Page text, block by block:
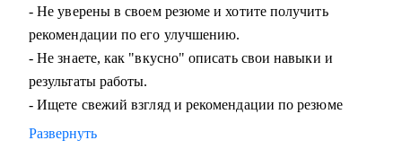
командой, выстраивать эффективные процессы,
мотивировать, как работать с заказчиками и
руководителями.
• Опытным руководителям, кто испытывает сложности в
работе с командой или не понимает как дальше расти.
- Не уверены в своем резюме и хотите получить
рекомендации по его улучшению.
- Не знаете, как "вкусно" описать свои навыки и
результаты работы.
- Ищете свежий взгляд и рекомендации по резюме
Развернуть